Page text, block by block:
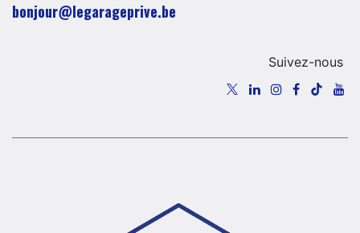
​​​​​​​​​​​bo​n​jour​@​lega​ra​geprive.​b​e​​​
Suivez-nous